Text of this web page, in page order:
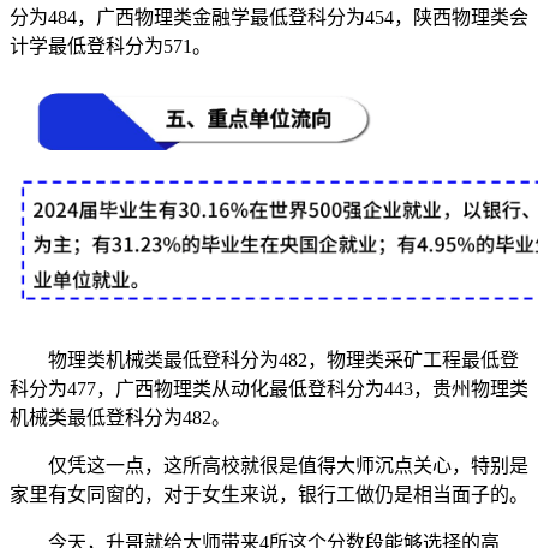
分为484，广西物理类金融学最低登科分为454，陕西物理类会
计学最低登科分为571。
物理类机械类最低登科分为482，物理类采矿工程最低登
科分为477，广西物理类从动化最低登科分为443，贵州物理类
机械类最低登科分为482。
仅凭这一点，这所高校就很是值得大师沉点关心，特别是
家里有女同窗的，对于女生来说，银行工做仍是相当面子的。
今天，升哥就给大师带来4所这个分数段能够选择的高